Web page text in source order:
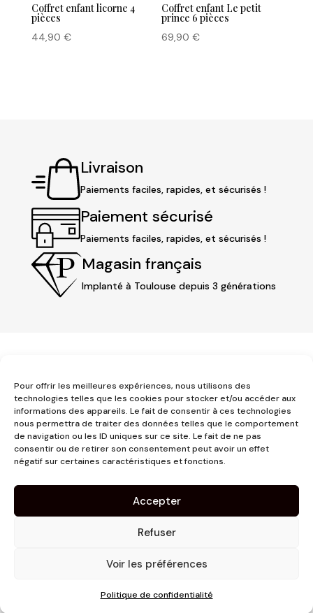
Pour offrir les meilleures expériences, nous utilisons des
technologies telles que les cookies pour stocker et/ou accéder aux
informations des appareils. Le fait de consentir à ces technologies
nous permettra de traiter des données telles que le comportement
de navigation ou les ID uniques sur ce site. Le fait de ne pas
consentir ou de retirer son consentement peut avoir un effet
négatif sur certaines caractéristiques et fonctions.
Accepter
Refuser
Voir les préférences
Politique de confidentialité
Coffret enfant licorne 4
pièces
44,90 €
Coffret enfant Le petit
prince 6 pièces
69,90€
Livraison
Paiements faciles, rapides, et sécurisés !
Paiement sécurisé
Paiements faciles, rapides, et sécurisés !
Magasin français
Implanté à Toulouse depuis 3 générations
3 place Jeanne d'Arc
1er étage
31000 Toulouse
05 62 73 70 73